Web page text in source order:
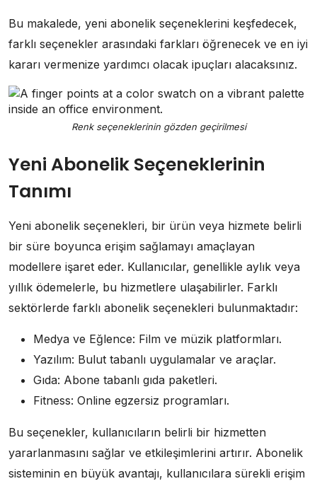
Bu makalede, yeni abonelik seçeneklerini keşfedecek,
farklı seçenekler arasındaki farkları öğrenecek ve en iyi
kararı vermenize yardımcı olacak ipuçları alacaksınız.
Renk seçeneklerinin gözden geçirilmesi
Yeni Abonelik Seçeneklerinin
Tanımı
Yeni abonelik seçenekleri, bir ürün veya hizmete belirli
bir süre boyunca erişim sağlamayı amaçlayan
modellere işaret eder. Kullanıcılar, genellikle aylık veya
yıllık ödemelerle, bu hizmetlere ulaşabilirler. Farklı
sektörlerde farklı abonelik seçenekleri bulunmaktadır:
Medya ve Eğlence: Film ve müzik platformları.
Yazılım: Bulut tabanlı uygulamalar ve araçlar.
Gıda: Abone tabanlı gıda paketleri.
Fitness: Online egzersiz programları.
Bu seçenekler, kullanıcıların belirli bir hizmetten
yararlanmasını sağlar ve etkileşimlerini artırır. Abonelik
sisteminin en büyük avantajı, kullanıcılara sürekli erişim